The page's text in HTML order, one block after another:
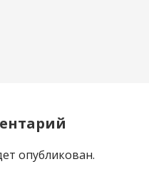
опубликован.